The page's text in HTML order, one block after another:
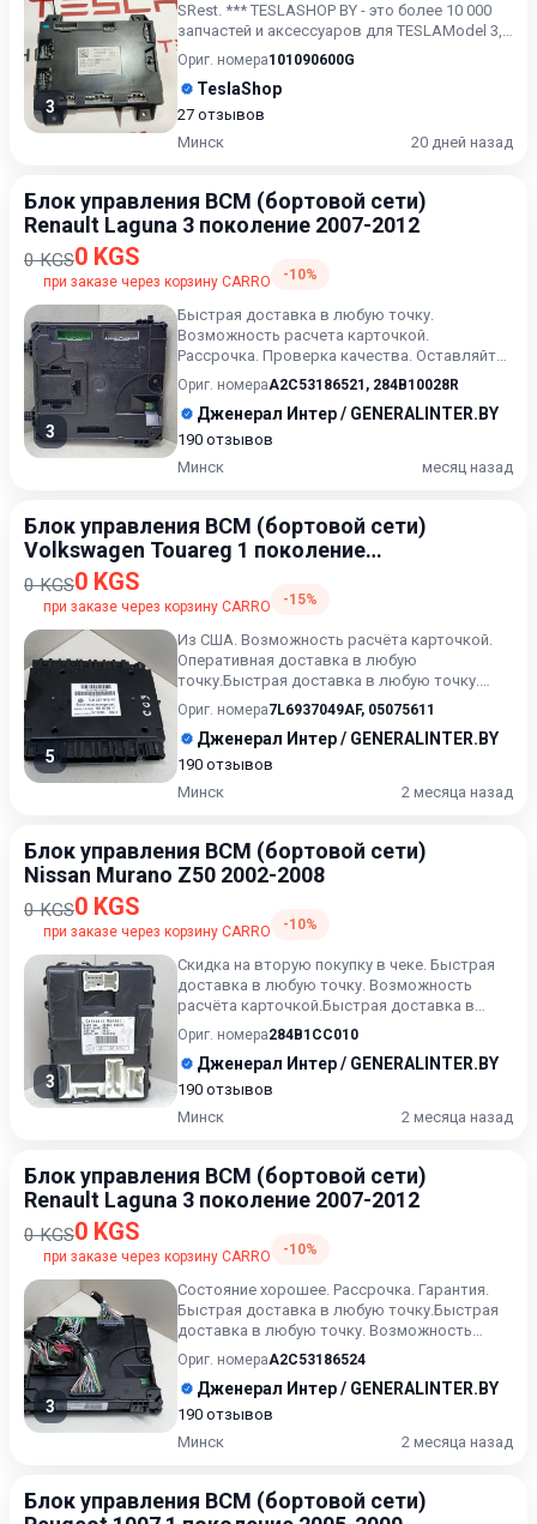
3
SRest. *** TESLASHOP BY - это более 10 000
запчастей и аксессуаров для TESLAModel 3,
Model X, Model S...
Ориг. номера101090600G
TeslaShop
27 отзывов
Минск
20 дней назад
Блок управления BCM (бортовой сети)
Renault Laguna 3 поколение 2007-2012
0 KGS0 KGS
при заказе через корзину CARRO -10%
3
Быстрая доставка в любую точку.
Возможность расчета карточкой.
Рассрочка. Проверка качества. Оставляйте
сообщения ( или выбранный артикул) в...
Ориг. номераA2C53186521 , 284B10028R
Дженерал Интер / GENERALINTER.BY
190 отзывов
Минск
месяц назад
Блок управления BCM (бортовой сети)
Volkswagen Touareg 1 поколение
[рестайлинг] 2006-2010
0 KGS0 KGS
при заказе через корзину CARRO -15%
5
Из США. Возможность расчёта карточкой.
Оперативная доставка в любую
точку.Быстрая доставка в любую точку.
Возможность расчета карточкой. Рас...
Ориг. номера7L6937049AF, 05075611
Дженерал Интер / GENERALINTER.BY
190 отзывов
Минск
2 месяца назад
Блок управления BCM (бортовой сети)
Nissan Murano Z50 2002-2008
0 KGS0 KGS
при заказе через корзину CARRO -10%
3
Скидка на вторую покупку в чеке. Быстрая
доставка в любую точку. Возможность
расчёта карточкой.Быстрая доставка в
любую точку. Возможность р...
Ориг. номера284B1CC010
Дженерал Интер / GENERALINTER.BY
190 отзывов
Минск
2 месяца назад
Блок управления BCM (бортовой сети)
Renault Laguna 3 поколение 2007-2012
0 KGS0 KGS
при заказе через корзину CARRO -10%
3
Состояние хорошее. Рассрочка. Гарантия.
Быстрая доставка в любую точку.Быстрая
доставка в любую точку. Возможность
расчета карточкой. Рассро...
Ориг. номераA2C53186524
Дженерал Интер / GENERALINTER.BY
190 отзывов
Минск
2 месяца назад
Блок управления BCM (бортовой сети)